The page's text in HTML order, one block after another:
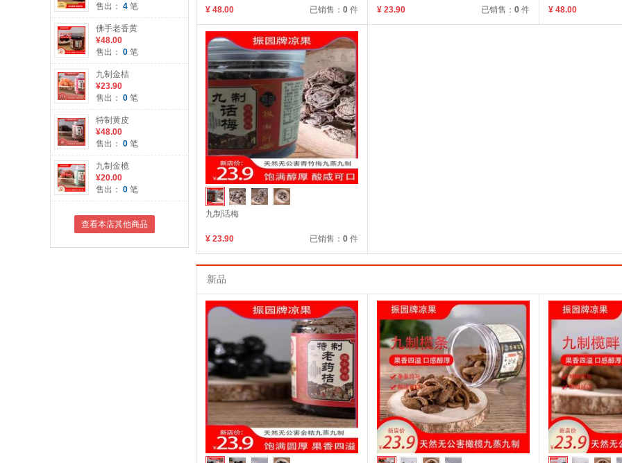
¥ 48.00 已销售： 0 件 ¥ 23.90 已销售： 0 件 ¥ 48.00
九制话梅
¥ 23.90 已销售： 0 件
新品
售出： 4 笔
佛手老香黄
¥48.00
售出： 0 笔
九制金桔
¥23.90
售出： 0 笔
特制黄皮
¥48.00
售出： 0 笔
九制金榄
¥20.00
售出： 0 笔
查看本店其他商品